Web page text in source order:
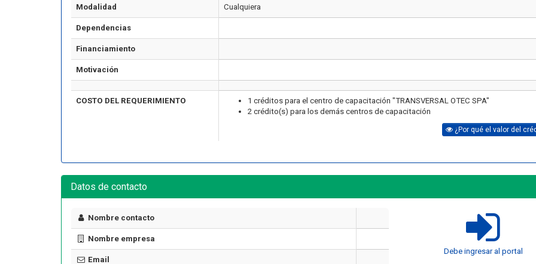
Modalidad Cualquiera
Dependencias
Financiamiento
Motivación
COSTO DEL REQUERIMIENTO
1 créditos para el centro de capacitación "TRANSVERSAL OTEC SPA"
2 crédito(s) para los demás centros de capacitación
¿Por qué el valor del
Datos de contacto
Nombre contacto
Nombre empresa
Email
Debe ingresar al portal
Cómo Formar una
Artículo